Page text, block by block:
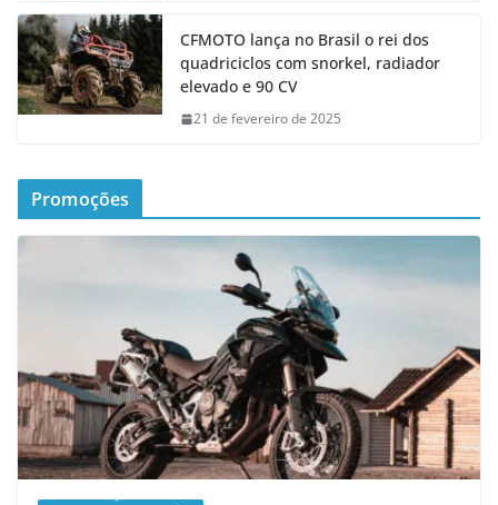
CFMOTO lança no Brasil o rei dos
quadriciclos com snorkel, radiador
elevado e 90 CV
21 de fevereiro de 2025
Promoções